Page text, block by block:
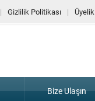
Gizlilik Politikası Üyelik
Bize Ulaşın